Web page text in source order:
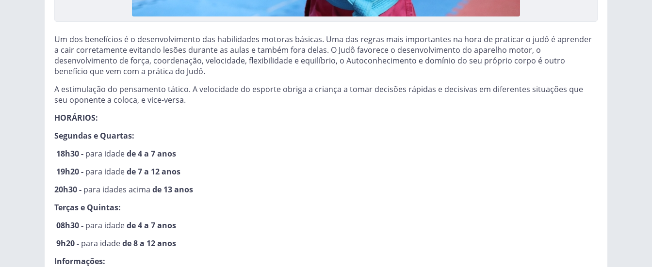
Um dos benefícios é o desenvolvimento das habilidades motoras básicas. Uma das regras mais importantes na hora de praticar o judô é aprender
a cair corretamente evitando lesões durante as aulas e também fora delas. O Judô favorece o desenvolvimento do aparelho motor, o
desenvolvimento de força, coordenação, velocidade, flexibilidade e equilíbrio, o Autoconhecimento e domínio do seu próprio corpo é outro
benefício que vem com a prática do Judô.
A estimulação do pensamento tático. A velocidade do esporte obriga a criança a tomar decisões rápidas e decisivas em diferentes situações que
seu oponente a coloca, e vice-versa.
HORÁRIOS:
Segundas e Quartas:
18h30 - para idadede 4 a 7 anos
19h20 - para idadede 7 a 12 anos
20h30 - para idades acima de 13 anos
Terças e Quintas:
08h30 - para idadede 4 a 7 anos
9h20 - para idadede 8 a 12 anos
Informações: